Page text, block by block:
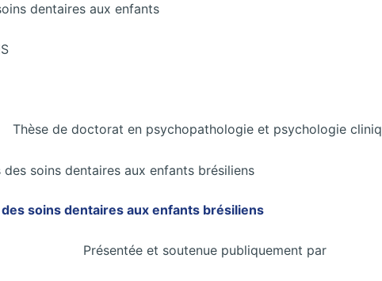
dentaires aux enfants
Thèse de doctorat en psychopathologie et psychologie
soins dentaires aux enfants brésiliens
Présentée et soutenue publiquement par